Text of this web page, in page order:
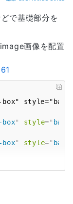
で基礎部分を
画像を配置
" style="
" style="